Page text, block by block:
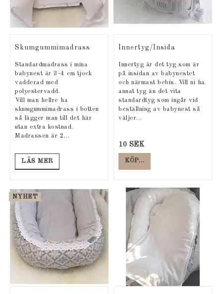
Skumgummimadrass
Standardmadrass i mina
babynest är 3-4 cm tjock
vadderad med
polyestervadd.
Vill man hellre ha
skumgummimadrass i botten
så lägger man till det här
utan extra kostnad.
Madrassen är 2…
LÄS MER
Innertyg/Insida
Innertyg är det tyg som är
på insidan av babynestet
och närmast bebis. Vill ni ha
annat tyg än det vita
standardtyg som ingår vid
beställning av babynest så
väljer…
10 SEK
KÖP…
NYHET